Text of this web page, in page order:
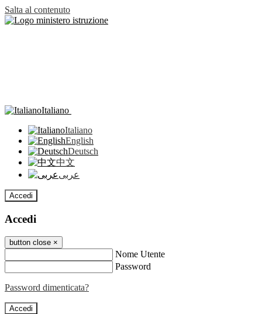
Salta al contenuto
Italiano
Italiano
English
Deutsch
中文
عربى
Accedi
Accedi
button close ×
Nome Utente
Password
Password dimenticata?